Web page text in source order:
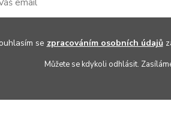
se zpracováním osobních údajů
Můžete se kdykoli odhlásit.